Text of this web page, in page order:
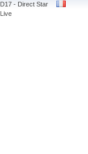
D17 - Direct Star
Live